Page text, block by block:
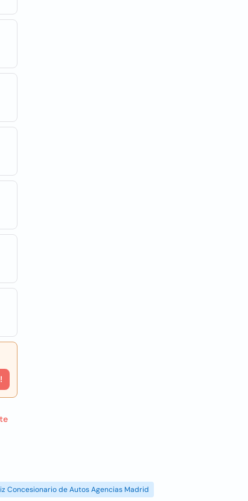
Concesionario de Autos Agencias Madrid